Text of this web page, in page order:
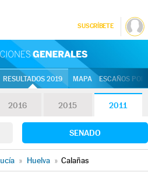
SUSCRÍBETE
RESULTADOS 2019 MAPA ESCAÑOS
2016 2015 2011
SENADO
» Huelva » Calañas